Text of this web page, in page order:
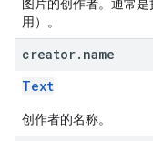
图片的创作者。通常
用）。
creator. name
Text
创作者的名称。